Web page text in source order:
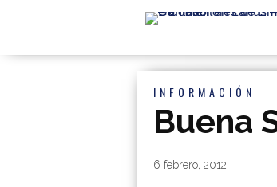
INFORMACIÓN
Buena
By|
6 febrero, 2012